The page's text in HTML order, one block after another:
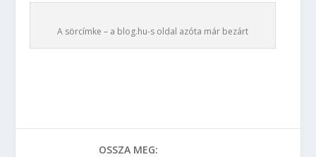
A sörcímke – a blog.hu-s oldal azóta már bezárt
OSSZA MEG: